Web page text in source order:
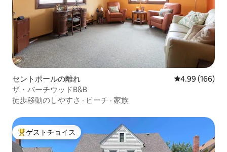
セントポールの離れ レビュー166
4.99 (166)
ザ・バーチウッドB&B
徒歩移動のしやすさ · ビーチ · 家族
大好評のゲストチョイスです。
ゲストチョイス